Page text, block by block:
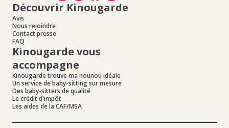
Découvrir Kinougarde
Avis
Nous rejoindre
Contact presse
FAQ
Kinougarde vous
accompagne
Kinougarde trouve ma nounou idéale
Un service de baby-sitting sur mesure
Des baby-sitters de qualité
Le crédit d'impôt
Les aides de la CAF/MSA